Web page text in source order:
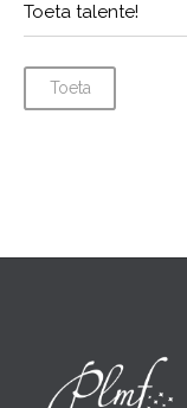
Toeta talente!
Toeta